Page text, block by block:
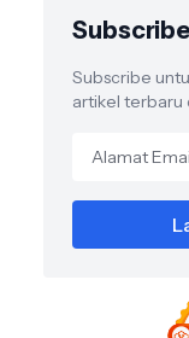
Subscribe
artikel terbaru